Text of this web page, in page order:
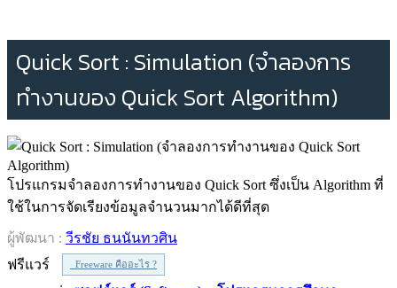
Quick Sort : Simulation (จำลองการ
ทำงานของ Quick Sort Algorithm)
โปรแกรมจำลองการทำงานของ Quick Sort ซึ่งเป็น Algorithm ที่
ใช้ในการจัดเรียงข้อมูลจำนวนมากได้ดีที่สุด
ผู้พัฒนา : วีรชัย ธนนันทวศิน
ฟรีแวร์
Freeware คืออะไร ?